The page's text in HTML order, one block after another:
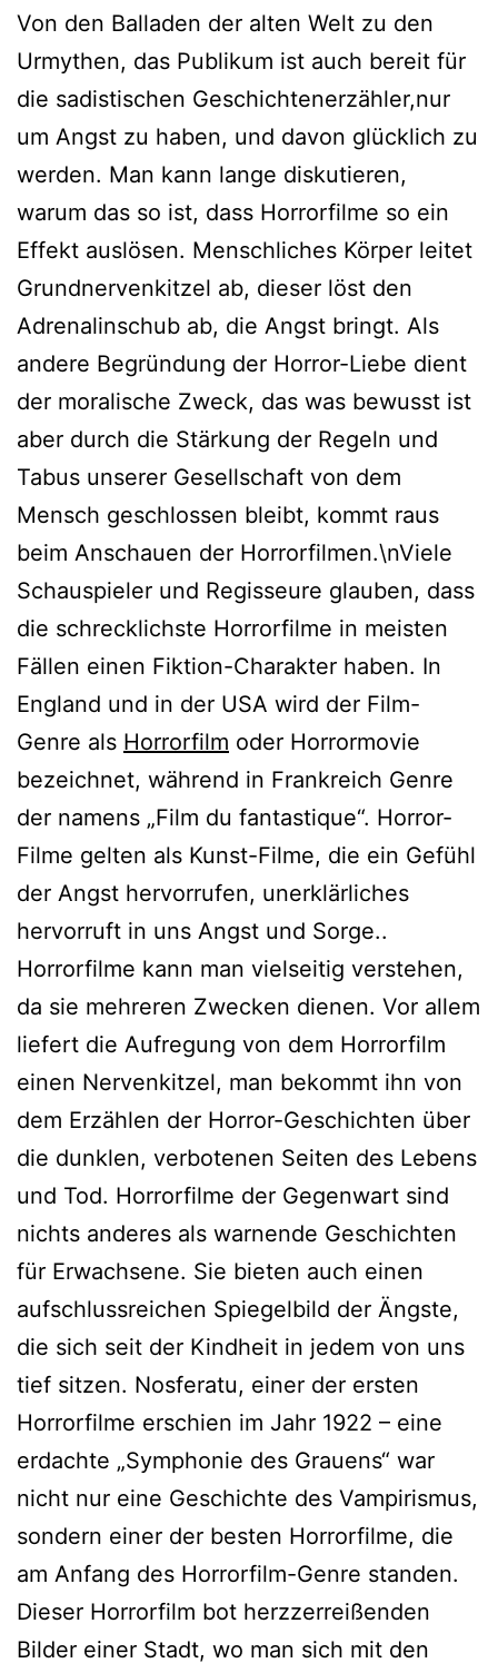
Von den Balladen der alten Welt zu den
Urmythen, das Publikum ist auch bereit für
die sadistischen Geschichtenerzähler,nur
um Angst zu haben, und davon glücklich zu
werden. Man kann lange diskutieren,
warum das so ist, dass Horrorfilme so ein
Effekt auslösen. Menschliches Körper leitet
Grundnervenkitzel ab, dieser löst den
Adrenalinschub ab, die Angst bringt. Als
andere Begründung der Horror-Liebe dient
der moralische Zweck, das was bewusst ist
aber durch die Stärkung der Regeln und
Tabus unserer Gesellschaft von dem
Mensch geschlossen bleibt, kommt raus
beim Anschauen der Horrorfilmen.\nViele
Schauspieler und Regisseure glauben, dass
die schrecklichste Horrorfilme in meisten
Fällen einen Fiktion-Charakter haben. In
England und in der USA wird der Film-
Genre als Horrorfilm oder Horrormovie
bezeichnet, während in Frankreich Genre
der namens „Film du fantastique“. Horror-
Filme gelten als Kunst-Filme, die ein Gefühl
der Angst hervorrufen, unerklärliches
hervorruft in uns Angst und Sorge..
Horrorfilme kann man vielseitig verstehen,
da sie mehreren Zwecken dienen. Vor allem
liefert die Aufregung von dem Horrorfilm
einen Nervenkitzel, man bekommt ihn von
dem Erzählen der Horror-Geschichten über
die dunklen, verbotenen Seiten des Lebens
und Tod. Horrorfilme der Gegenwart sind
nichts anderes als warnende Geschichten
für Erwachsene. Sie bieten auch einen
aufschlussreichen Spiegelbild der Ängste,
die sich seit der Kindheit in jedem von uns
tief sitzen. Nosferatu, einer der ersten
Horrorfilme erschien im Jahr 1922 – eine
erdachte „Symphonie des Grauens“ war
nicht nur eine Geschichte des Vampirismus,
sondern einer der besten Horrorfilme, die
am Anfang des Horrorfilm-Genre standen.
Dieser Horrorfilm bot herzzerreißenden
Bilder einer Stadt, wo man sich mit den